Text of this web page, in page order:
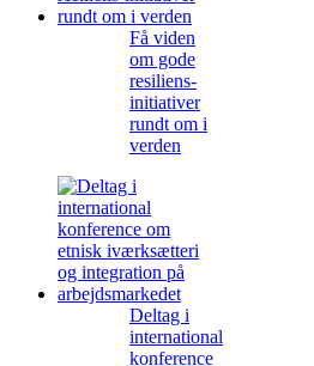
Få viden
om gode
resiliens-
initiativer
rundt om i
verden
Deltag i
international
konference